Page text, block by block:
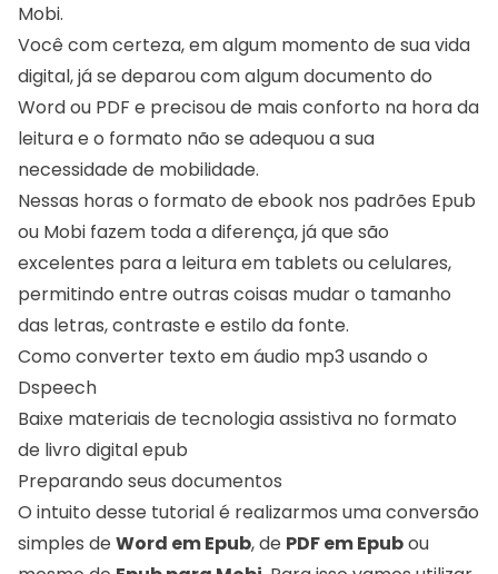
Mobi.
Você com certeza, em algum momento de sua vida
digital, já se deparou com algum documento do
Word ou PDF e precisou de mais conforto na hora da
leitura e o formato não se adequou a sua
necessidade de mobilidade.
Nessas horas o formato de ebook nos padrões Epub
ou Mobi fazem toda a diferença, já que são
excelentes para a leitura em tablets ou celulares,
permitindo entre outras coisas mudar o tamanho
das letras, contraste e estilo da fonte.
Como converter texto em áudio mp3 usando o
Dspeech
Baixe materiais de tecnologia assistiva no formato
de livro digital epub
Preparando seus documentos
O intuito desse tutorial é realizarmos uma conversão
simples de Word em Epub, de PDF em Epubou